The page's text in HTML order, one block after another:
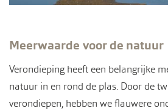
Meerwaarde voor de natuur
Verondieping heeft een belangrijke
natuur in en rond de plas. Door de
verondiepen, hebben we flauwere